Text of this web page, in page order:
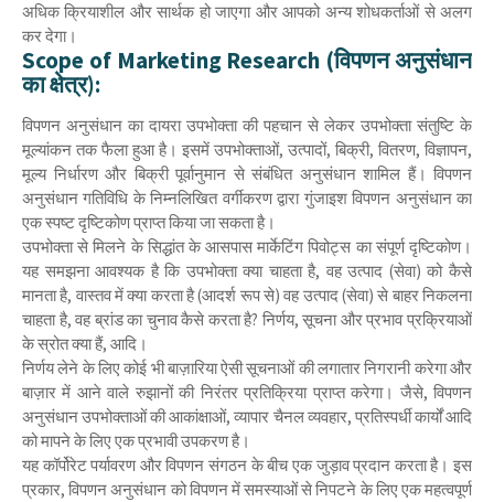
अधिक क्रियाशील और सार्थक हो जाएगा और आपको अन्य शोधकर्ताओं से अलग
कर देगा।
Scope of Marketing Research (विपणन अनुसंधान
का क्षेत्र):
विपणन अनुसंधान का दायरा उपभोक्ता की पहचान से लेकर उपभोक्ता संतुष्टि के
मूल्यांकन तक फैला हुआ है। इसमें उपभोक्ताओं, उत्पादों, बिक्री, वितरण, विज्ञापन,
मूल्य निर्धारण और बिक्री पूर्वानुमान से संबंधित अनुसंधान शामिल हैं। विपणन
अनुसंधान गतिविधि के निम्नलिखित वर्गीकरण द्वारा गुंजाइश विपणन अनुसंधान का
एक स्पष्ट दृष्टिकोण प्राप्त किया जा सकता है।
उपभोक्ता से मिलने के सिद्धांत के आसपास मार्केटिंग पिवोट्स का संपूर्ण दृष्टिकोण।
यह समझना आवश्यक है कि उपभोक्ता क्या चाहता है, वह उत्पाद (सेवा) को कैसे
मानता है, वास्तव में क्या करता है (आदर्श रूप से) वह उत्पाद (सेवा) से बाहर निकलना
चाहता है, वह ब्रांड का चुनाव कैसे करता है? निर्णय, सूचना और प्रभाव प्रक्रियाओं
के स्रोत क्या हैं, आदि।
निर्णय लेने के लिए कोई भी बाज़ारिया ऐसी सूचनाओं की लगातार निगरानी करेगा और
बाज़ार में आने वाले रुझानों की निरंतर प्रतिक्रिया प्राप्त करेगा। जैसे, विपणन
अनुसंधान उपभोक्ताओं की आकांक्षाओं, व्यापार चैनल व्यवहार, प्रतिस्पर्धी कार्यों आदि
को मापने के लिए एक प्रभावी उपकरण है।
यह कॉर्पोरेट पर्यावरण और विपणन संगठन के बीच एक जुड़ाव प्रदान करता है। इस
प्रकार, विपणन अनुसंधान को विपणन में समस्याओं से निपटने के लिए एक महत्वपूर्ण